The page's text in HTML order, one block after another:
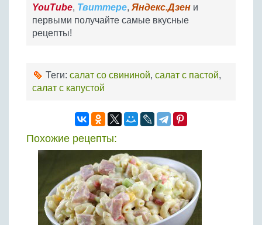
YouTube, Твиттере, Яндекс.Дзен и
первыми получайте самые вкусные
рецепты!
Теги: салат со свининой, салат с пастой,
салат с капустой
Похожие рецепты: